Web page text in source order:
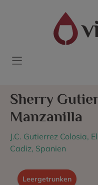
Sherry
Manzanilla
J.C. Gutierrez Colosia,
Cadiz, Spanien
Leergetrunken